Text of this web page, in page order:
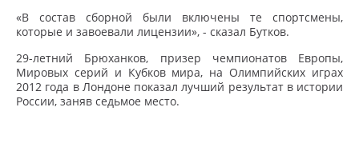
«В состав сборной были включены те спортсмены,
которые и завоевали лицензии», - сказал Бутков.
29-летний Брюханков, призер чемпионатов Европы,
Мировых серий и Кубков мира, на Олимпийских играх
2012 года в Лондоне показал лучший результат в истории
России, заняв седьмое место.